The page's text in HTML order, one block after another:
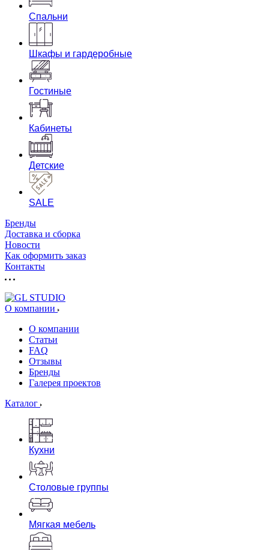
Спальни
Шкафы и гардеробные
Гостиные
Кабинеты
Детские
SALE
Бренды
Доставка и сборка
Новости
Как оформить заказ
Контакты
О компании
О компании
Статьи
FAQ
Отзывы
Бренды
Галерея проектов
Каталог
Кухни
Столовые группы
Мягкая мебель